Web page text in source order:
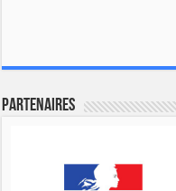
Partenaires